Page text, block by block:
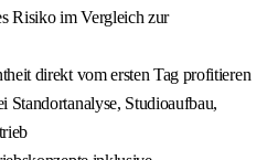
Risiko im Vergleich zur
direkt vom ersten Tag profitieren
Standortanalyse, Studioaufbau,